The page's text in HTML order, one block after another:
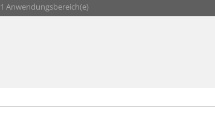
1 Anwendungsbereich(e)